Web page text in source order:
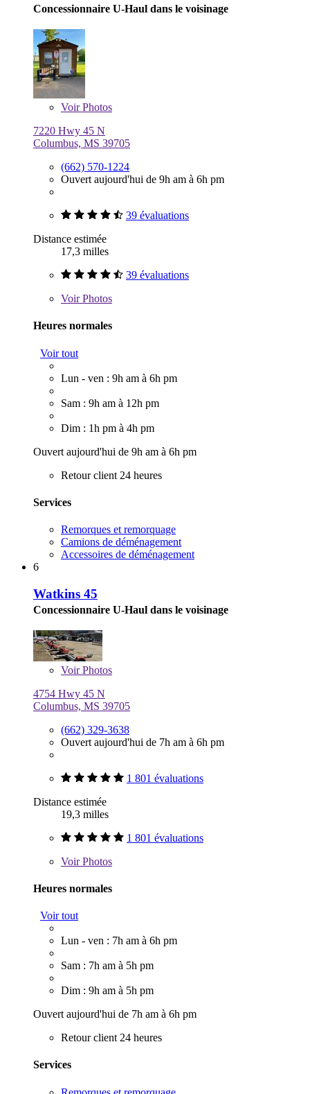
Concessionnaire U-Haul dans le voisinage
VoirPhotos
7220 Hwy 45 N
Columbus, MS 39705
(662) 570-1224
Ouvert aujourd'hui de 9h am à 6h pm
39 évaluations
Distance estimée
17,3 milles
39 évaluations
VoirPhotos
Heures normales
Voir tout
Lun - ven : 9h am à 6h pm
Sam : 9h am à 12h pm
Dim : 1h pm à 4h pm
Ouvert aujourd'hui de 9h am à 6h pm
Retour client 24 heures
Services
Remorques et remorquage
Camions de déménagement
Accessoires de déménagement
6
Watkins 45
Concessionnaire U-Haul dans le voisinage
VoirPhotos
4754 Hwy 45 N
Columbus, MS 39705
(662) 329-3638
Ouvert aujourd'hui de 7h am à 6h pm
1 801 évaluations
Distance estimée
19,3 milles
1 801 évaluations
VoirPhotos
Heures normales
Voir tout
Lun - ven : 7h am à 6h pm
Sam : 7h am à 5h pm
Dim : 9h am à 5h pm
Ouvert aujourd'hui de 7h am à 6h pm
Retour client 24 heures
Services